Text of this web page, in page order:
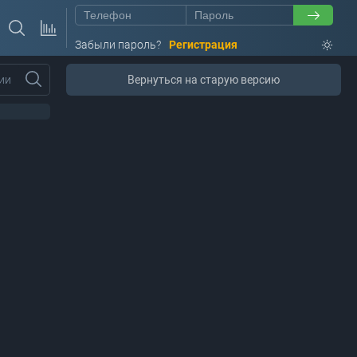
Забыли пароль? Регистрация
Вернуться на старую версию